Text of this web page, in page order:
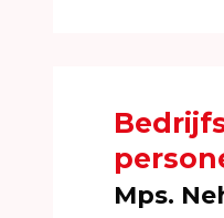
Mps.